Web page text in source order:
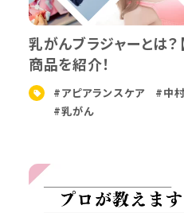
乳がんブラジャーとは？
商品を紹介！
#アピアランスケア #中
#乳がん